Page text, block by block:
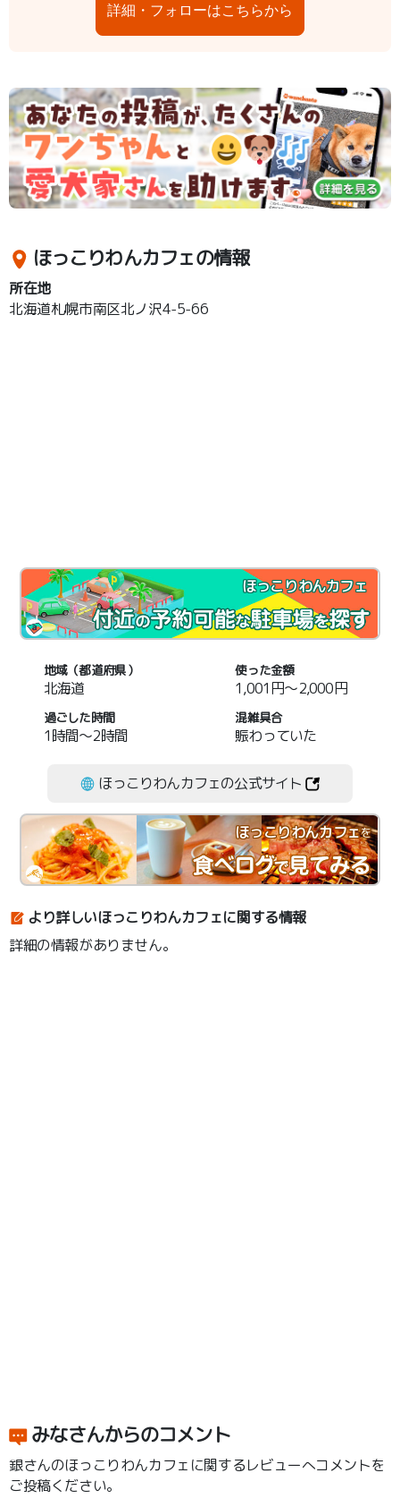
詳細・フォローはこちらから
ほっこりわんカフェの情報
所在地
北海道札幌市南区北ノ沢4-5-66
ほっこりわんカフェ
地域（都道府県）
北海道
使った金額
1,001円～2,000円
過ごした時間
1時間～2時間
混雑具合
賑わっていた
ほっこりわんカフェの公式サイト
ほっこりわんカフェを
より詳しいほっこりわんカフェに関する情報
詳細の情報がありません。
みなさんからのコメント
銀さんのほっこりわんカフェに関するレビューへコメントを
ご投稿ください。